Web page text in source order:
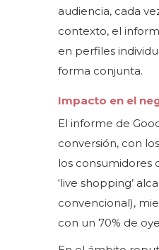
audiencia, cada
contexto, el
en perfiles
forma conjunta.
Impacto en el
El informe de
conversión, con
los consumidores
‘live shopping’
convencional),
con un 70% de